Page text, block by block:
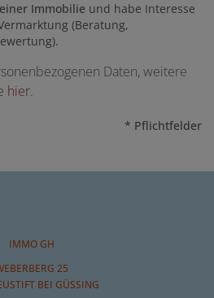
Immobilie und habe Interesse
(Beratung,
Daten, weitere
hier.
* Pflichtfelder
IMMO GH
25
BEI GÜSSING